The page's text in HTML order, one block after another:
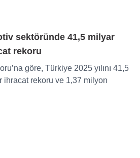
sektöründe 41,5 milyar
rekoru
göre, Türkiye 2025 yılını 41,5
ihracat rekoru ve 1,37 milyon